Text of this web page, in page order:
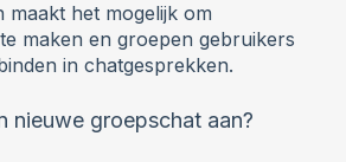
maakt het mogelijk om
maken en groepen gebruikers
in chatgesprekken.
nieuwe groepschat aan?